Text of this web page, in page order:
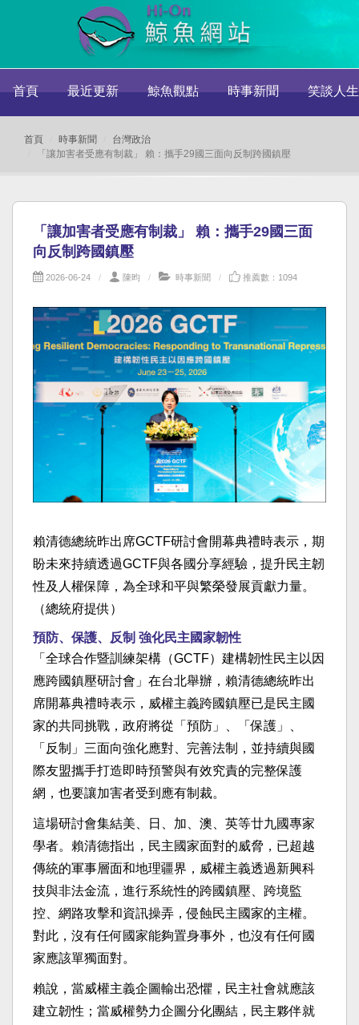
首頁 最近更新 鯨魚觀點 時事新聞 笑談人生
首頁 時事新聞
台灣政治
「讓加害者受應有制裁」 賴：攜手29國三面向反制跨國鎮壓
「讓加害者受應有制裁」 賴：攜手29國三面
向反制跨國鎮壓
2026-06-24 陳昀 時事新聞 推薦數：1094
賴清德總統昨出席GCTF研討會開幕典禮時表示，期
盼未來持續透過GCTF與各國分享經驗，提升民主韌
性及人權保障，為全球和平與繁榮發展貢獻力量。
（總統府提供）
預防、保護、反制 強化民主國家韌性
「全球合作暨訓練架構（GCTF）建構韌性民主以因
應跨國鎮壓研討會」在台北舉辦，賴清德總統昨出
席開幕典禮時表示，威權主義跨國鎮壓已是民主國
家的共同挑戰，政府將從「預防」、「保護」、
「反制」三面向強化應對、完善法制，並持續與國
際友盟攜手打造即時預警與有效究責的完整保護
網，也要讓加害者受到應有制裁。
這場研討會集結美、日、加、澳、英等廿九國專家
學者。賴清德指出，民主國家面對的威脅，已超越
傳統的軍事層面和地理疆界，威權主義透過新興科
技與非法金流，進行系統性的跨國鎮壓、跨境監
控、網路攻擊和資訊操弄，侵蝕民主國家的主權。
對此，沒有任何國家能夠置身事外，也沒有任何國
家應該單獨面對。
賴說，當威權主義企圖輸出恐懼，民主社會就應該
建立韌性；當威權勢力企圖分化團結，民主夥伴就